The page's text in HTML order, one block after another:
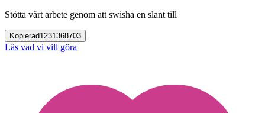
Stötta vårt arbete genom att swisha en slant till
Kopierad1231368703
Läs vad vi vill göra